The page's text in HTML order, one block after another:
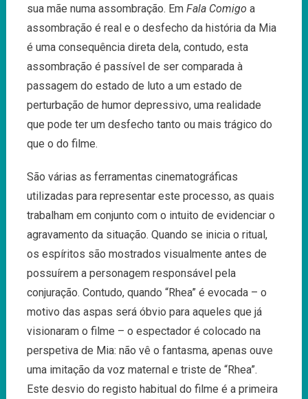
sua mãe numa assombração. Em Fala Comigo a
assombração é real e o desfecho da história da Mia
é uma consequência direta dela, contudo, esta
assombração é passível de ser comparada à
passagem do estado de luto a um estado de
perturbação de humor depressivo, uma realidade
que pode ter um desfecho tanto ou mais trágico do
que o do filme.
São várias as ferramentas cinematográficas
utilizadas para representar este processo, as quais
trabalham em conjunto com o intuito de evidenciar o
agravamento da situação. Quando se inicia o ritual,
os espíritos são mostrados visualmente antes de
possuírem a personagem responsável pela
conjuração. Contudo, quando “Rhea” é evocada – o
motivo das aspas será óbvio para aqueles que já
visionaram o filme – o espectador é colocado na
perspetiva de Mia: não vê o fantasma, apenas ouve
uma imitação da voz maternal e triste de “Rhea”.
Este desvio do registo habitual do filme é a primeira